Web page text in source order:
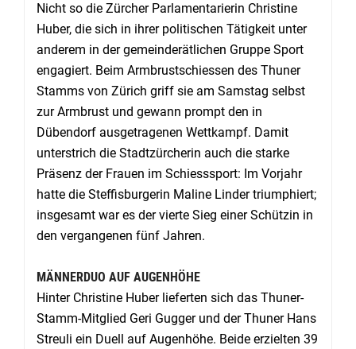
Nicht so die Zürcher Parlamentarierin Christine
Huber, die sich in ihrer politischen Tätigkeit unter
anderem in der gemeinderätlichen Gruppe Sport
engagiert. Beim Armbrustschiessen des Thuner
Stamms von Zürich griff sie am Samstag selbst
zur Armbrust und gewann prompt den in
Dübendorf ausgetragenen Wettkampf. Damit
unterstrich die Stadtzürcherin auch die starke
Präsenz der Frauen im Schiesssport: Im Vorjahr
hatte die Steffisburgerin Maline Linder triumphiert;
insgesamt war es der vierte Sieg einer Schützin in
den vergangenen fünf Jahren.
MÄNNERDUO AUF AUGENHÖHE
Hinter Christine Huber lieferten sich das Thuner-
Stamm-Mitglied Geri Gugger und der Thuner Hans
Streuli ein Duell auf Augenhöhe. Beide erzielten 39